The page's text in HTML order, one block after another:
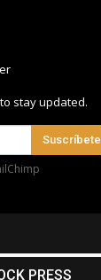
stay updated.
Suscríbete
PRESS